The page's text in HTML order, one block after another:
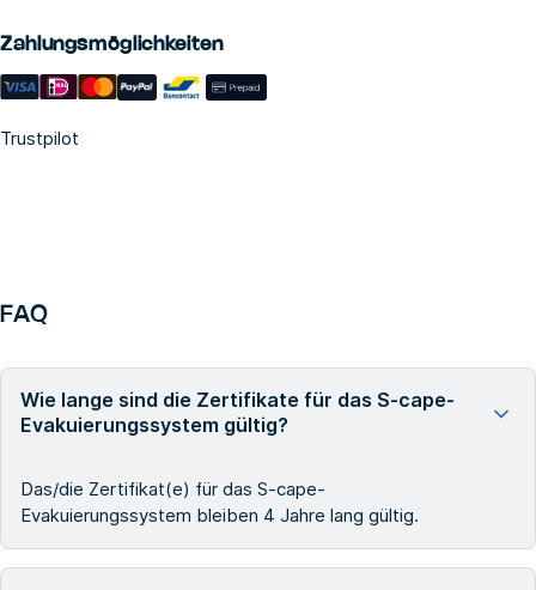
Zahlungsmöglichkeiten
Trustpilot
FAQ
Wie lange sind die Zertifikate für das S-cape-
Evakuierungssystem gültig?
Das/die Zertifikat(e) für das S-cape-
Evakuierungssystem bleiben 4 Jahre lang gültig.